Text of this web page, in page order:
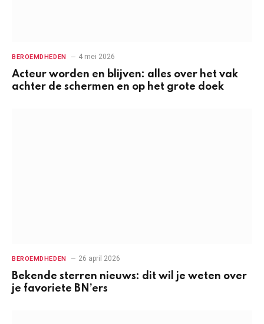
BEROEMDHEDEN 4 mei 2026
Acteur worden en blijven: alles over het vak
achter de schermen en op het grote doek
BEROEMDHEDEN 26 april 2026
Bekende sterren nieuws: dit wil je weten over
je favoriete BN’ers